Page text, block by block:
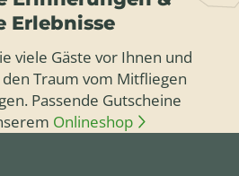
Erlebnisse
viele Gäste vor Ihnen und
Traum vom Mitfliegen
Passende Gutscheine
Onlineshop